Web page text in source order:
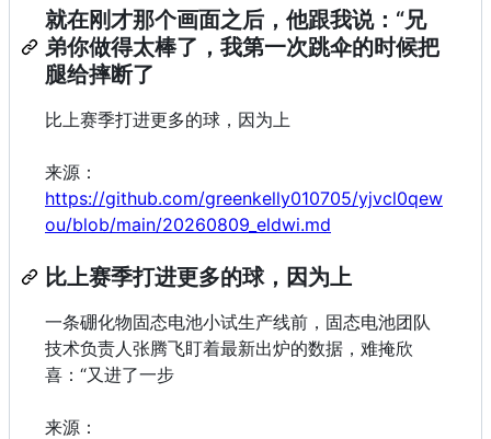
就在刚才那个画面之后，他跟我说：“兄
弟你做得太棒了，我第一次跳伞的时候把
腿给摔断了
比上赛季打进更多的球，因为上
来源：
https://github.com/greenkelly010705/yjvcl0qew
ou/blob/main/20260809_eldwi.md
比上赛季打进更多的球，因为上
一条硼化物固态电池小试生产线前，固态电池团队
技术负责人张腾飞盯着最新出炉的数据，难掩欣
喜：“又进了一步
来源：